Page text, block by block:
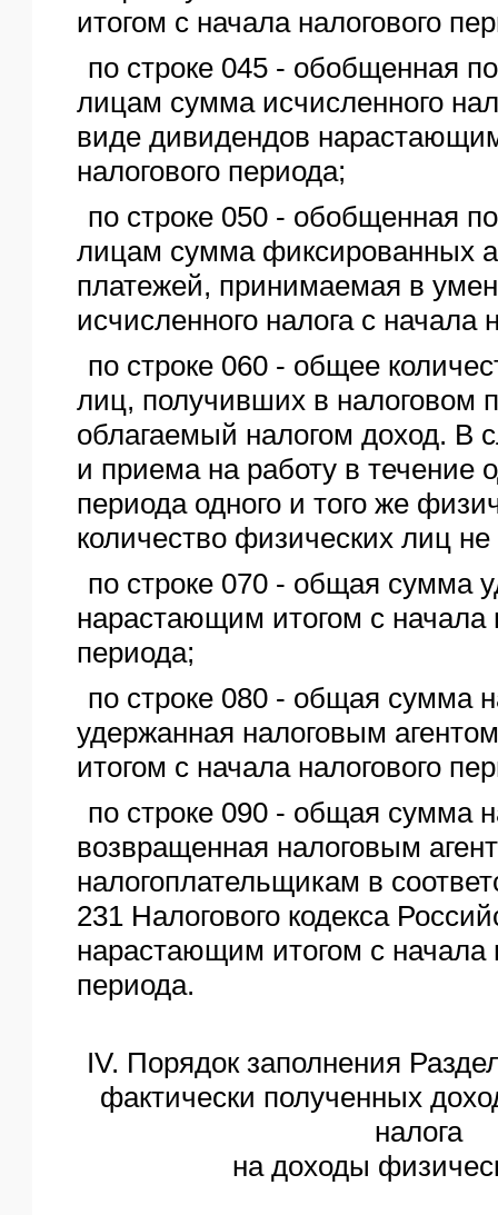
итогом с начала налогового
по строке 045 - обобщенная
лицам сумма исчисленного
виде дивидендов
налогового периода;
по строке 050 - обобщенная
лицам сумма фиксированных
платежей, принимаемая в
исчисленного налога с начала
по строке 060 - общее
лиц, получивших в налоговом
облагаемый налогом доход. В
и приема на работу в течение
периода одного и того же
количество физических лиц не
по строке 070 - общая сумма
нарастающим итогом с начала
периода;
по строке 080 - общая сумма
удержанная налоговым
итогом с начала налогового
по строке 090 - общая сумма
возвращенная налоговым
налогоплательщикам в
231 Налогового кодекса
нарастающим итогом с начала
периода.
IV. Порядок заполнения
фактически полученных
налога
на доходы